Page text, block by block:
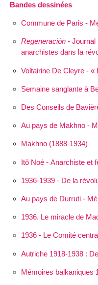
Bandes dessinées
Commune de Paris -
Regeneración- Journal
anarchistes dans la
Voltairine De Cleyre - «
Semaine sanglante à
Des Conseils de
Au pays de Makhno -
Makhno (1888-1934)
Itô Noé - Anarchiste et
1936-1939 - De la
Au pays de Durruti -
1936. Le miracle de
1936 - Le Comité
Autriche 1918-1938 :
Mémoires balkaniques